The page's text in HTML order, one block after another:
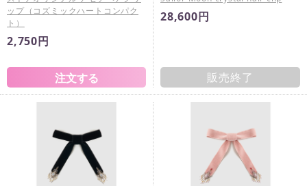
ップ（コズミックハートコンパク
ト）
2,750円
28,600円
販売終了